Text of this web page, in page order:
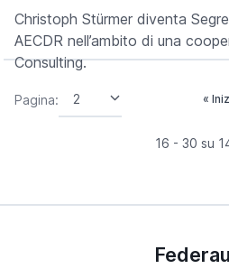
Christoph Stürmer diventa
AECDR nell’ambito di una
Consulting.
Pagina:
16 - 30 su
«